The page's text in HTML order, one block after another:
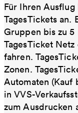
Für Ihren
TagesTickets an.
Gruppen bis zu 5
TagesTicket
fahren.
Zonen.
Automaten (Kauf
in VVS-
zum Ausdrucken